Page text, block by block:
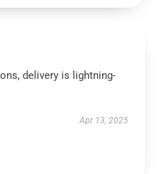
delivery is lightning-
Apr 13, 2025